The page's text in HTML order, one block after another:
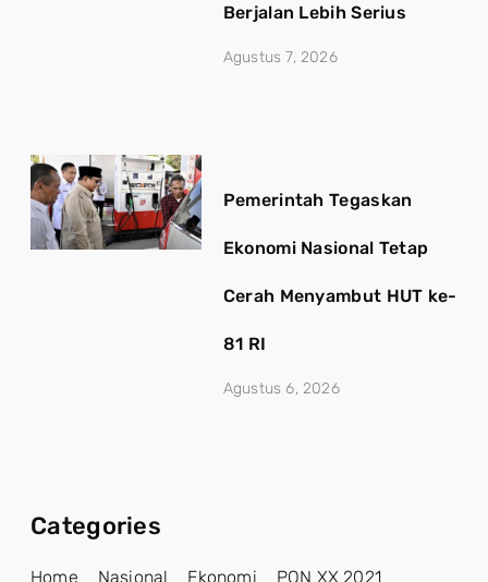
Berjalan Lebih Serius
Agustus 7, 2026
Pemerintah Tegaskan
Ekonomi Nasional Tetap
Cerah Menyambut HUT ke-
81 RI
Agustus 6, 2026
Categories
Home Nasional Ekonomi PON XX 2021